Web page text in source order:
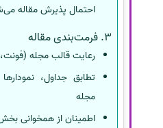
احتمال پذیرش مقاله
3. فرمت‌بندی مقاله
رعایت قالب مجله
تطابق جداول،
مجله
اطمینان از همخوانی